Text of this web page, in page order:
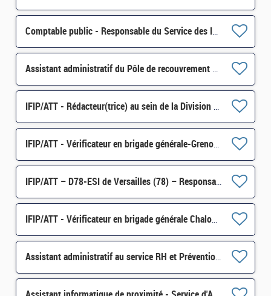
Comptable public - Responsable du Service des Impôts des Professionnels (SIE) Marne-et-Bois H/F
Assistant administratif du Pôle de recouvrement spécialisé Marseille H/F
IFIP/ATT - Rédacteur(trice) au sein de la Division des Affaires Juridiques (DAJ) - MARSEILLE H/F
IFIP/ATT - Vérificateur en brigade générale-Grenoble H/F
IFIP/ATT – D78-ESI de Versailles (78) – Responsable d'assistance de proximité de Cergy H/F
IFIP/ATT - Vérificateur en brigade générale Chalon-sur-Saône H/F
Assistant administratif au service RH et Prévention–D33 – Bordeaux H/F